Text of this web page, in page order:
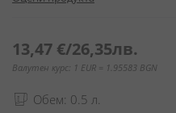
със
13,47 €/26,35лв.
Валутен курс: 1 EUR = 1.95583 BGN
Обем: 0.5 л.